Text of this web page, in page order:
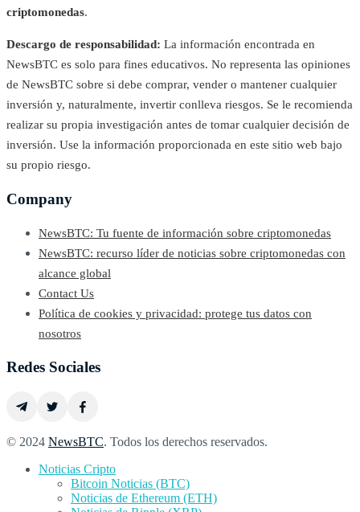
criptomonedas.
Descargo de responsabilidad: La información encontrada en
NewsBTC es solo para fines educativos. No representa las opiniones
de NewsBTC sobre si debe comprar, vender o mantener cualquier
inversión y, naturalmente, invertir conlleva riesgos. Se le recomienda
realizar su propia investigación antes de tomar cualquier decisión de
inversión. Use la información proporcionada en este sitio web bajo
su propio riesgo.
Company
NewsBTC: Tu fuente de información sobre criptomonedas
NewsBTC: recurso líder de noticias sobre criptomonedas con
alcance global
Contact Us
Política de cookies y privacidad: protege tus datos con
nosotros
Redes Sociales
© 2024 NewsBTC. Todos los derechos reservados.
Noticias Cripto
Bitcoin Noticias (BTC)
Noticias de Ethereum (ETH)